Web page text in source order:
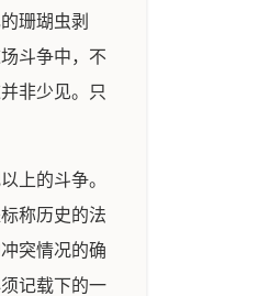
珊瑚虫剥
斗争中，不
非少见。只
上的斗争。
称历史的法
突情况的确
记载下的一